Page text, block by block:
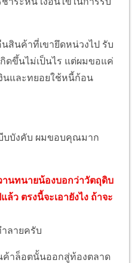
สินค้าที่เขายึดหน่วงไป รับ
ดขึ้นไม่เป็นไร แต่ผมขอแค่
นและทยอยใช้หนี้ก้อน
บบังคับ ผมขอบคุณมาก
านทนายน้องบอกว่าวัตถุดิบ
ล้ว ตรงนี้จะเอายังไง ถ้าจะ
ลายครับ
ค้าล็อตนั้นออกสู่ท้องตลาด